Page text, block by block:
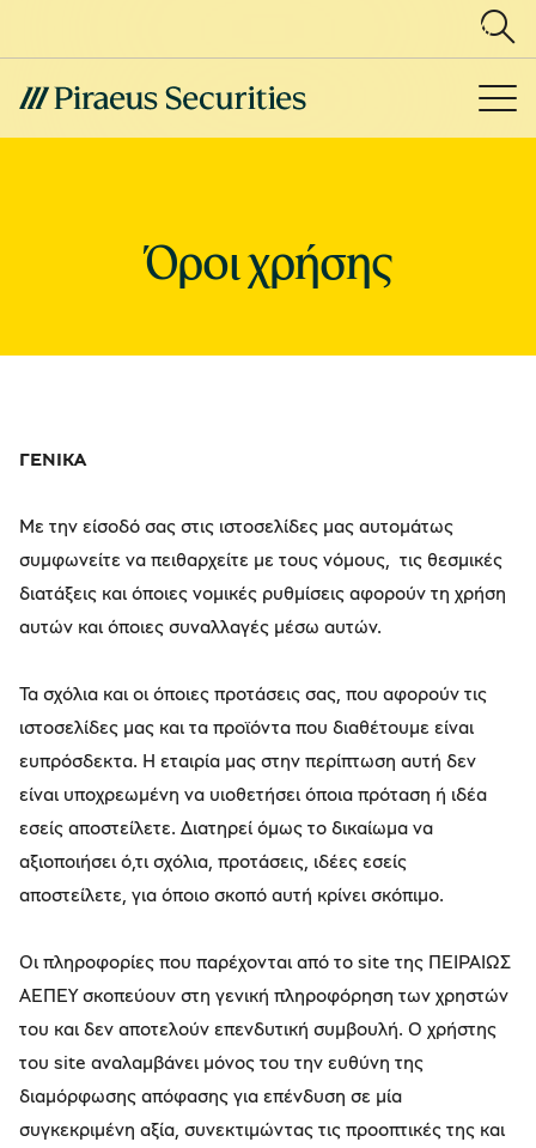
Όροι χρήσης
ΓΕΝΙΚΑ
Με την είσοδό σας στις ιστοσελίδες μας αυτομάτως
συμφωνείτε να πειθαρχείτε με τους νόμους, τις θεσμικές
διατάξεις και όποιες νομικές ρυθμίσεις αφορούν τη χρήση
αυτών και όποιες συναλλαγές μέσω αυτών.
Τα σχόλια και οι όποιες προτάσεις σας, που αφορούν τις
ιστοσελίδες μας και τα προϊόντα που διαθέτουμε είναι
ευπρόσδεκτα. Η εταιρία μας στην περίπτωση αυτή δεν
είναι υποχρεωμένη να υιοθετήσει όποια πρόταση ή ιδέα
εσείς αποστείλετε. Διατηρεί όμως το δικαίωμα να
αξιοποιήσει ό,τι σχόλια, προτάσεις, ιδέες εσείς
αποστείλετε, για όποιο σκοπό αυτή κρίνει σκόπιμο.
Οι πληροφορίες που παρέχονται από το site της ΠΕΙΡΑΙΩΣ
ΑΕΠΕΥ σκοπεύουν στη γενική πληροφόρηση των χρηστών
του και δεν αποτελούν επενδυτική συμβουλή. Ο χρήστης
του site αναλαμβάνει μόνος του την ευθύνη της
διαμόρφωσης απόφασης για επένδυση σε μία
συγκεκριμένη αξία, συνεκτιμώντας τις προοπτικές της και